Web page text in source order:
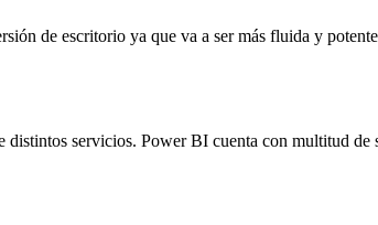
de escritorio ya que va a ser más fluida y
servicios. Power BI cuenta con multitud